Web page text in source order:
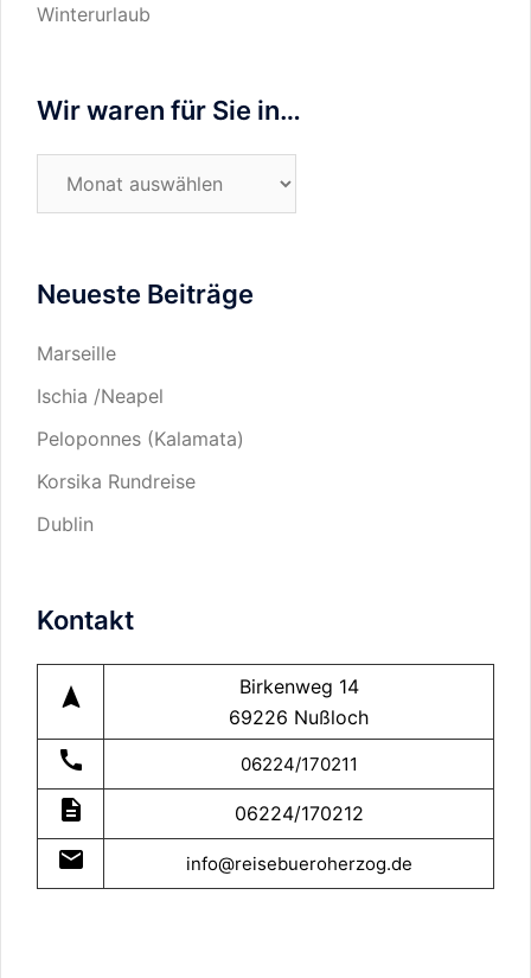
Winterurlaub
Wir waren für Sie in…
in…
Neueste Beiträge
Marseille
Ischia /Neapel
Peloponnes (Kalamata)
Korsika Rundreise
Dublin
Kontakt
navigation
Birkenweg 14
69226 Nußloch
call 06224/170211
description 06224/170212
mail info@reisebueroherzog.de